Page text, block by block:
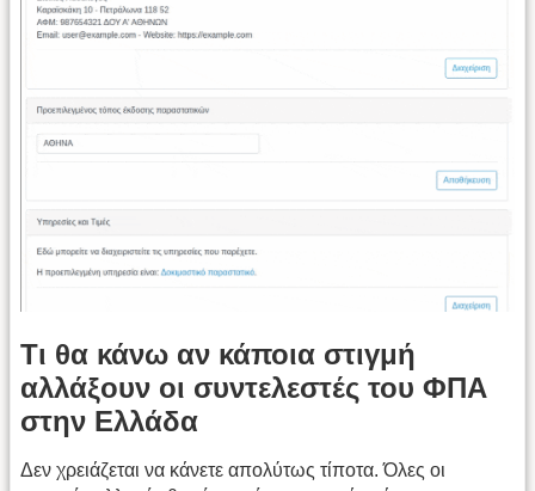
Τι θα κάνω αν κάποια στιγμή
αλλάξουν οι συντελεστές του ΦΠΑ
στην Ελλάδα
Δεν χρειάζεται να κάνετε απολύτως τίποτα. Όλες οι